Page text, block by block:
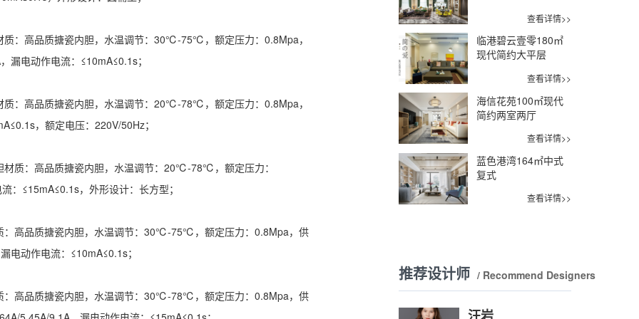
质：高品质搪瓷内胆，水温调节：30℃-75℃，额定压力：0.8Mpa，
漏电动作电流：≤10mA≤0.1s；
质：高品质搪瓷内胆，水温调节：20℃-78℃，额定压力：0.8Mpa，
，额定电压：220V/50Hz；
材质：高品质搪瓷内胆，水温调节：20℃-78℃，额定压力：
：≤15mA≤0.1s，外形设计：长方型；
：高品质搪瓷内胆，水温调节：30℃-75℃，额定压力：0.8Mpa，供
电动作电流：≤10mA≤0.1s；
：高品质搪瓷内胆，水温调节：30℃-78℃，额定压力：0.8Mpa，供
查看详情>>
临港碧云壹零180㎡
现代简约大平层
查看详情>>
海信花苑100㎡现代
简约两室两厅
查看详情>>
蓝色港湾164㎡中式
复式
查看详情>>
推荐设计师 / Recommend Designers
汪岩